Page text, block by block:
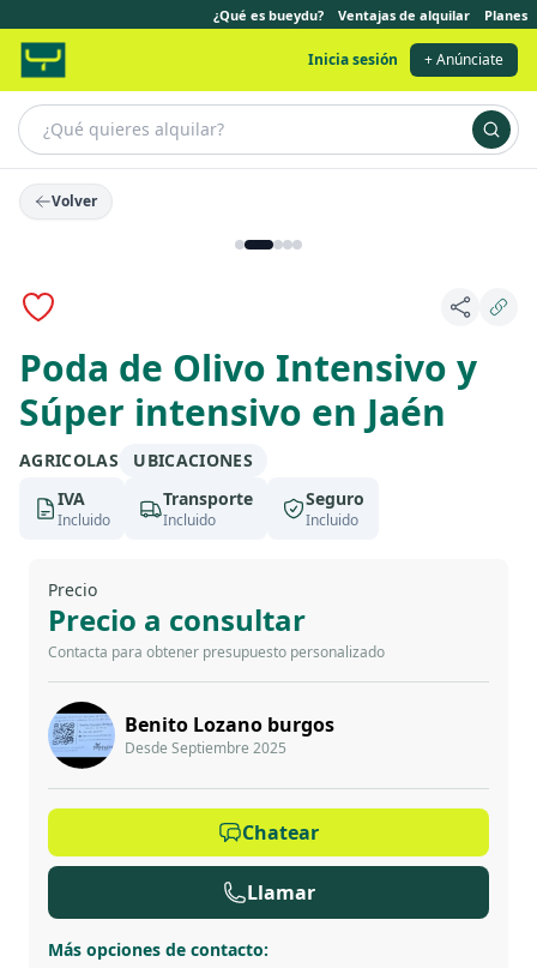
¿Qué es bueydu? Ventajas de alquilar Planes
Inicia sesión + Anúnciate
Volver
Poda de Olivo Intensivo y
Súper intensivo en Jaén
AGRICOLAS
UBICACIONES
IVA
Incluido
Transporte
Incluido
Seguro
Incluido
Precio
Precio a consultar
Contacta para obtener presupuesto personalizado
Benito Lozano burgos
Desde Septiembre 2025
Chatear
Llamar
Más opciones de contacto: